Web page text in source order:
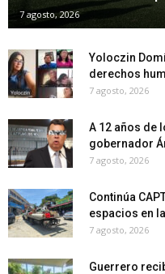
7 agosto, 2026
Yoloczin
derechos
7 agosto, 2026
A 12 años de
gobernador
7 agosto, 2026
Continúa
espacios en
7 agosto, 2026
Guerrero